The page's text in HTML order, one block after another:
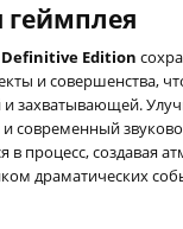
Edition
и совершенства,
захватывающей.
современный
в процесс, создавая
драматических